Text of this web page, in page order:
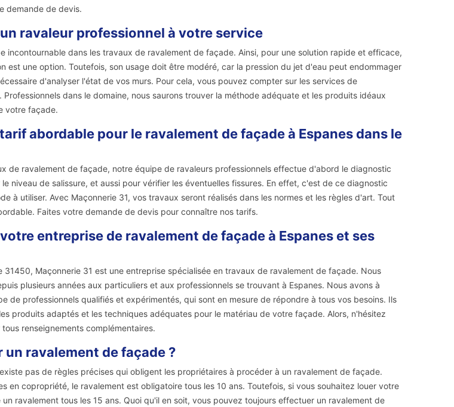
demande de devis.
ravaleur professionnel à votre service
incontournable dans les travaux de ravalement de façade. Ainsi, pour une solution rapide et efficace,
est une option. Toutefois, son usage doit être modéré, car la pression du jet d'eau peut endommager
d'analyser l'état de vos murs. Pour cela, vous pouvez compter sur les services de
Professionnels dans le domaine, nous saurons trouver la méthode adéquate et les produits idéaux
votre façade.
abordable pour le ravalement de façade à Espanes dans le
de ravalement de façade, notre équipe de ravaleurs professionnels effectue d'abord le diagnostic
niveau de salissure, et aussi pour vérifier les éventuelles fissures. En effet, c'est de ce diagnostic
à utiliser. Avec Maçonnerie 31, vos travaux seront réalisés dans les normes et les règles d'art. Tout
Faites votre demande de devis pour connaître nos tarifs.
entreprise de ravalement de façade à Espanes et ses
31450, Maçonnerie 31 est une entreprise spécialisée en travaux de ravalement de façade. Nous
plusieurs années aux particuliers et aux professionnels se trouvant à Espanes. Nous avons à
de professionnels qualifiés et expérimentés, qui sont en mesure de répondre à tous vos besoins. Ils
produits adaptés et les techniques adéquates pour le matériau de votre façade. Alors, n'hésitez
renseignements complémentaires.
ravalement de façade ?
pas de règles précises qui obligent les propriétaires à procéder à un ravalement de façade.
en copropriété, le ravalement est obligatoire tous les 10 ans. Toutefois, si vous souhaitez louer votre
ravalement tous les 15 ans. Quoi qu'il en soit, vous pouvez toujours effectuer un ravalement de